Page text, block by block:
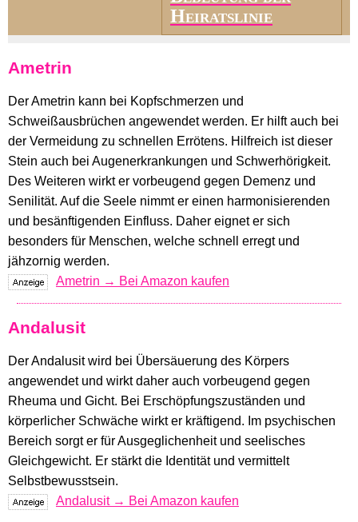
Heiratslinie
Ametrin
Der Ametrin kann bei Kopfschmerzen und
Schweißausbrüchen angewendet werden. Er hilft auch bei
der Vermeidung zu schnellen Errötens. Hilfreich ist dieser
Stein auch bei Augenerkrankungen und Schwerhörigkeit.
Des Weiteren wirkt er vorbeugend gegen Demenz und
Senilität. Auf die Seele nimmt er einen harmonisierenden
und besänftigenden Einfluss. Daher eignet er sich
besonders für Menschen, welche schnell erregt und
jähzornig werden.
Ametrin → Bei Amazon kaufen
Andalusit
Der Andalusit wird bei Übersäuerung des Körpers
angewendet und wirkt daher auch vorbeugend gegen
Rheuma und Gicht. Bei Erschöpfungszuständen und
körperlicher Schwäche wirkt er kräftigend. Im psychischen
Bereich sorgt er für Ausgeglichenheit und seelisches
Gleichgewicht. Er stärkt die Identität und vermittelt
Selbstbewusstsein.
Andalusit → Bei Amazon kaufen